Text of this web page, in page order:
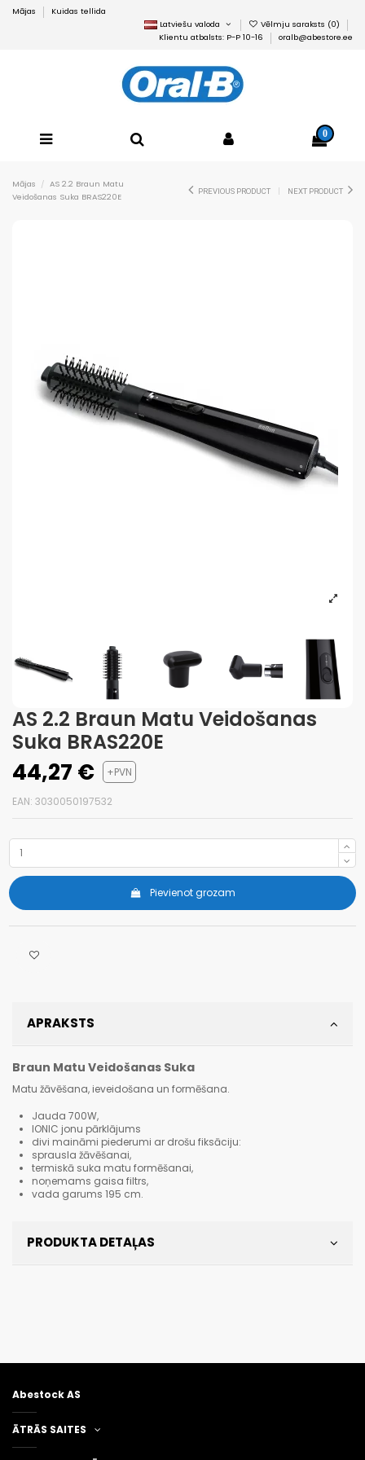
Mājas
Kuidas tellida
Latviešu valoda
Vēlmju saraksts (0)
Klientu atbalsts: P-P 10-16
oralb@abestore.ee
0
Mājas
AS 2.2 Braun Matu
Veidošanas Suka BRAS220E
PREVIOUS PRODUCT NEXT PRODUCT
AS 2.2 Braun Matu Veidošanas
Suka BRAS220E
44,27 € +PVN
EAN: 3030050197532
Pievienot grozam
APRAKSTS
Braun Matu Veidošanas Suka
Matu žāvēšana, ieveidošana un formēšana.
Jauda 700W,
IONIC jonu pārklājums
divi maināmi piederumi ar drošu fiksāciju:
sprausla žāvēšanai,
termiskā suka matu formēšanai,
noņemams gaisa filtrs,
vada garums 195 cm.
PRODUKTA DETAĻAS
Abestock AS
ĀTRĀS SAITES